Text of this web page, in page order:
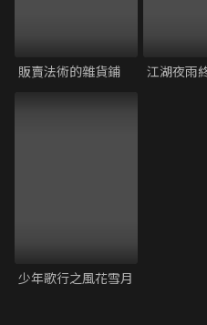
販賣法術的雜貨鋪 江湖夜雨
少年歌行之風花雪月